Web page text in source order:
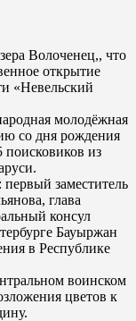
Волоченец,, что
открытие
«Невельский
молодёжная
со дня рождения
из
заместитель
глава
консул
Бауыржан
в Республике
воинском
цветов к